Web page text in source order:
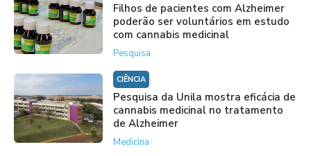
Filhos de pacientes com Alzheimer
poderão ser voluntários em estudo
com cannabis medicinal
Pesquisa
CIÊNCIA
Pesquisa da Unila mostra eficácia de
cannabis medicinal no tratamento
de Alzheimer
Medicina